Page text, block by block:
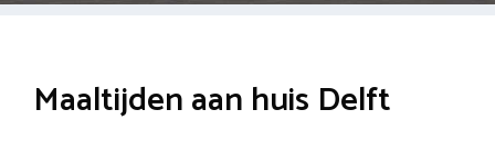
Maaltijden aan huis Delft